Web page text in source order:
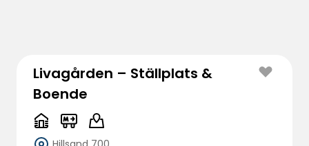
Livagården – Ställplats &
Boende